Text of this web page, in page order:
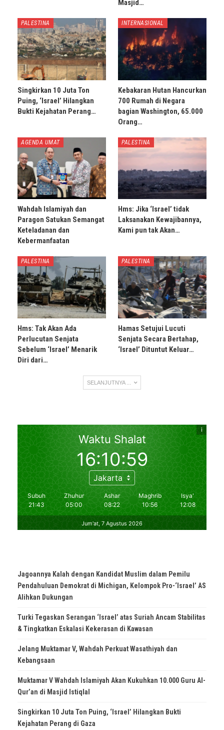
Masjid…
PALESTINA
Singkirkan 10 Juta Ton
Puing, ‘Israel’ Hilangkan
Bukti Kejahatan Perang…
INTERNASIONAL
Kebakaran Hutan Hancurkan
700 Rumah di Negara
bagian Washington, 65.000
Orang…
AGENDA UMAT
Wahdah Islamiyah dan
Paragon Satukan Semangat
Keteladanan dan
Kebermanfaatan
PALESTINA
Hms: Jika ‘Israel’ tidak
Laksanakan Kewajibannya,
Kami pun tak Akan…
PALESTINA
Hms: Tak Akan Ada
Perlucutan Senjata
Sebelum ‘Israel’ Menarik
Diri dari…
PALESTINA
Hamas Setujui Lucuti
Senjata Secara Bertahap,
‘Israel’ Dituntut Keluar…
SELANJUTNYA ...
Jagoannya Kalah dengan Kandidat Muslim dalam Pemilu
Pendahuluan Demokrat di Michigan, Kelompok Pro-‘Israel’ AS
Alihkan Dukungan
Turki Tegaskan Serangan ‘Israel’ atas Suriah Ancam Stabilitas
& Tingkatkan Eskalasi Kekerasan di Kawasan
Jelang Muktamar V, Wahdah Perkuat Wasathiyah dan
Kebangsaan
Muktamar V Wahdah Islamiyah Akan Kukuhkan 10.000 Guru Al-
Qur’an di Masjid Istiqlal
Singkirkan 10 Juta Ton Puing, ‘Israel’ Hilangkan Bukti
Kejahatan Perang di Gaza